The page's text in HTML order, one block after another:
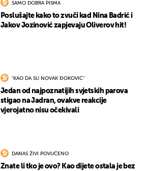
SAMO DOBRA PISMA
Poslušajte kako to zvuči kad Nina Badrić i
Jakov Jozinović zapjevaju Oliverov hit!
"KAO DA SU NOVAK ĐOKOVIĆ"
Jedan od najpoznatijih svjetskih parova
stigao na Jadran, ovakve reakcije
vjerojatno nisu očekivali
DANAS ŽIVI POVUČENO
Znate li tko je ovo? Kao dijete ostala je bez